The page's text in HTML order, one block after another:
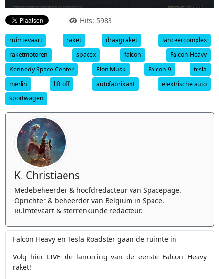
Hits: 5983
ruimtevaart raket draagraket
lanceercomplex
raketmotoren
spacex falcon
Falcon Heavy
Kennedy Space Center
Elon Musk Falcon 9
tesla
merlin
lift off autofabrikant
elektrische auto
sportwagen
K. Christiaens
Medebeheerder & hoofdredacteur van Spacepage.
Oprichter & beheerder van Belgium in Space.
Ruimtevaart & sterrenkunde redacteur.
Falcon Heavy en Tesla Roadster gaan de ruimte in
Volg hier LIVE de lancering van de eerste Falcon Heavy
raket!